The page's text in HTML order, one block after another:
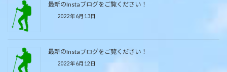
最新のInstaブログをご覧ください！
2022年6月13日
最新のInstaブログをご覧ください！
2022年6月12日